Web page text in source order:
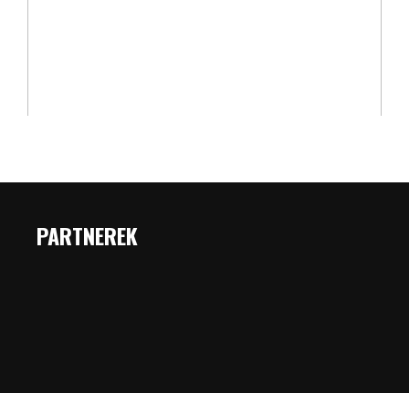
PARTNEREK